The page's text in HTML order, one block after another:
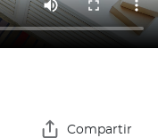
Compartir